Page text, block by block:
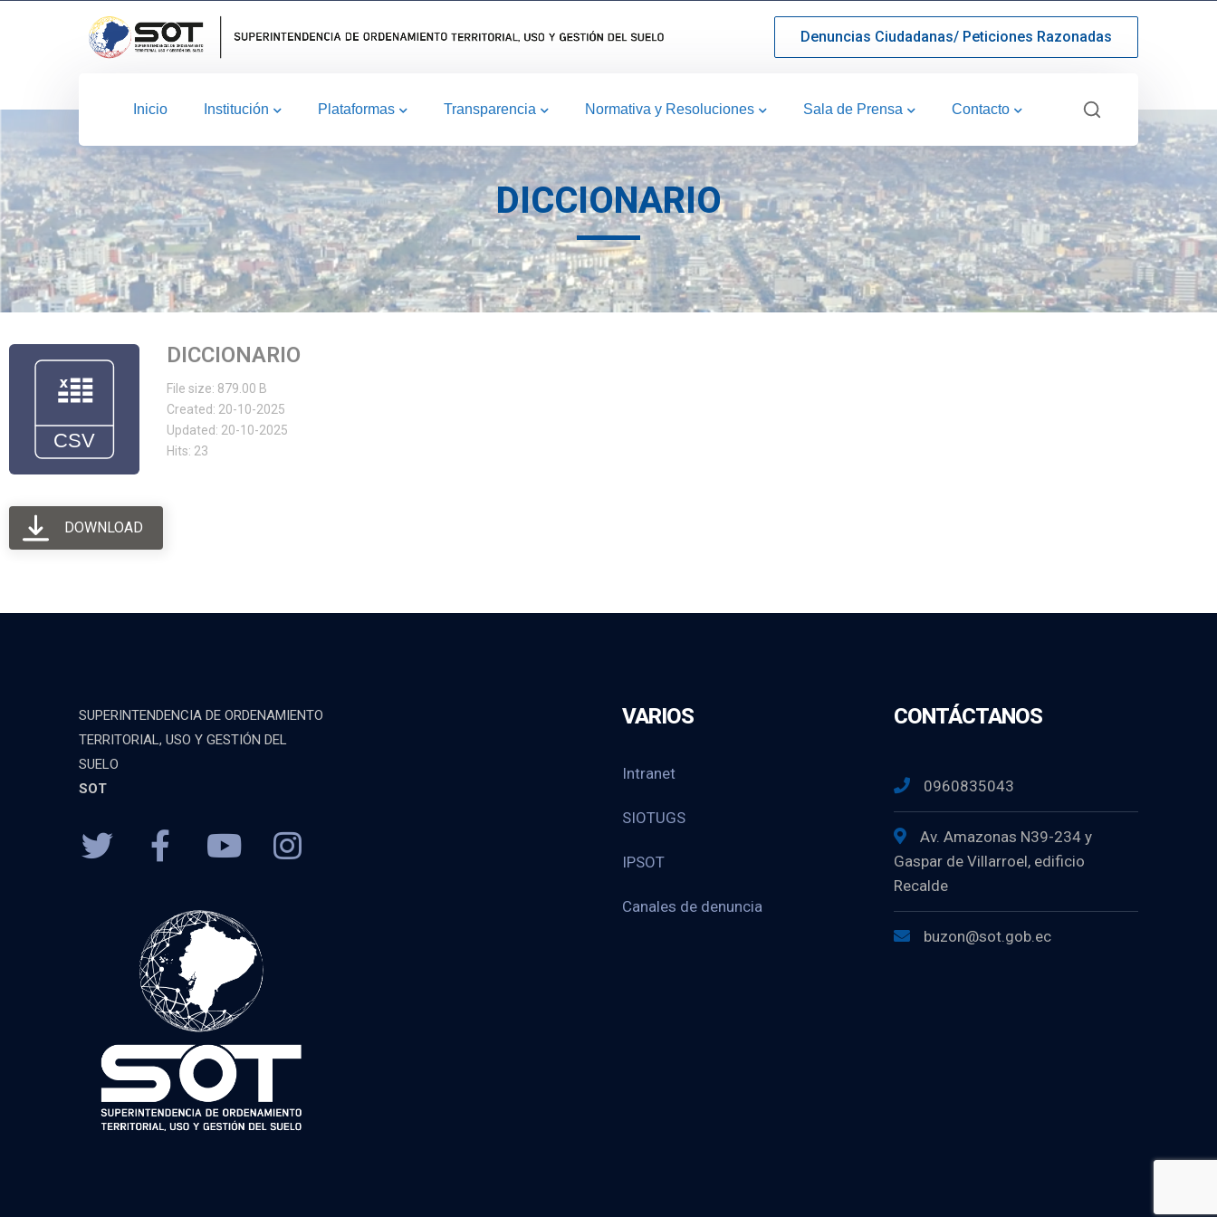
Denuncias Ciudadanas/ Peticiones Razonadas
Inicio Institución Plataformas Transparencia Normativa y Resoluciones Sala de Prensa Contacto
DICCIONARIO
DICCIONARIO
File size: 879.00 B
Created: 20-10-2025
Updated: 20-10-2025
Hits: 23
DOWNLOAD
SUPERINTENDENCIA DE ORDENAMIENTO
TERRITORIAL, USO Y GESTIÓN DEL
SUELO
SOT
VARIOS
Intranet
SIOTUGS
IPSOT
Canales de denuncia
CONTÁCTANOS
0960835043
Av. Amazonas N39-234 y
Gaspar de Villarroel, edificio
Recalde
buzon@sot.gob.ec